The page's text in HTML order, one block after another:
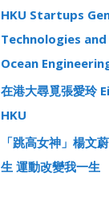
HKU Startups
Technologies
Ocean
在港大尋覓張愛玲
HKU
「跳高女神」楊文
生 運動改變我一生